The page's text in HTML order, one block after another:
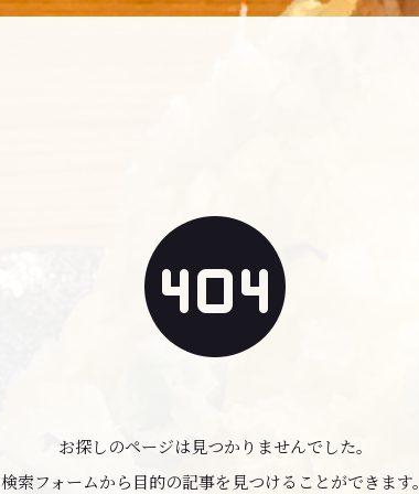
お探しのページは見つかりませんでした。
検索フォームから目的の記事を見つけることができます。